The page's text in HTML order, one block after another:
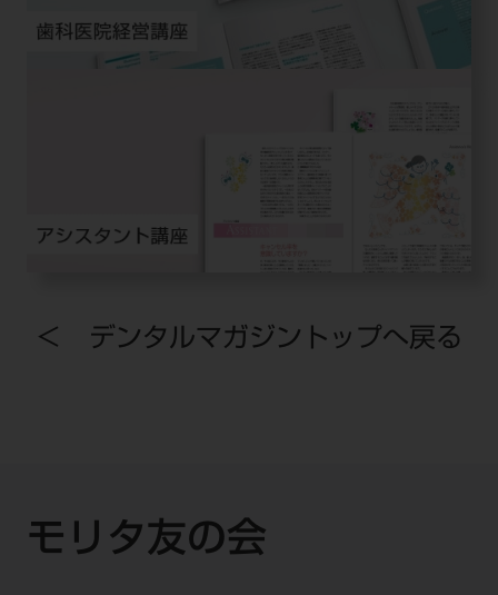
＜ デンタルマガジントップへ戻る
モリタ友の会